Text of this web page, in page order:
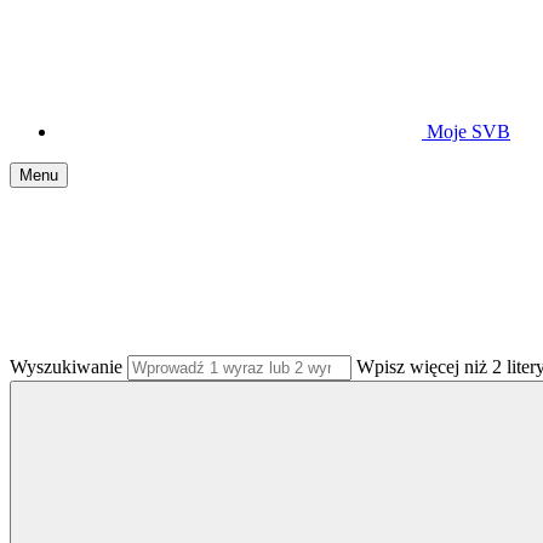
Moje SVB
Menu
Wyszukiwanie Wpisz więcej niż 2